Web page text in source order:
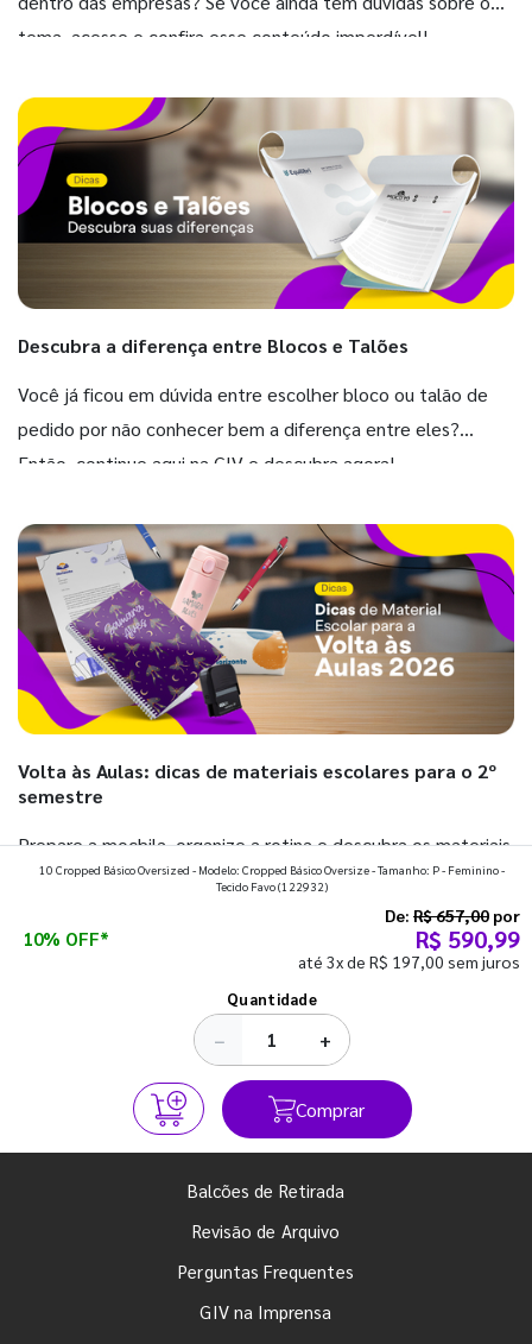
tema, acesse e confira esse conteúdo imperdível!
Descubra a diferença entre Blocos e Talões
Você já ficou em dúvida entre escolher bloco ou talão de
pedido por não conhecer bem a diferença entre eles?
Então, continue aqui na GIV e descubra agora!
Volta às Aulas: dicas de materiais escolares para o 2º
semestre
Prepare a mochila, organize a rotina e descubra os materiais
que fazem toda diferença para começar o segundo
10 Cropped Básico Oversized - Modelo: Cropped Básico Oversize - Tamanho: P - Feminino -
Tecido Favo(122932)
10% OFF*
De: R$ 657,00 por
R$ 590,99
até 3x de R$ 197,00 sem juros
Quantidade
− +
Comprar
Balcões de Retirada
Revisão de Arquivo
Perguntas Frequentes
GIV na Imprensa